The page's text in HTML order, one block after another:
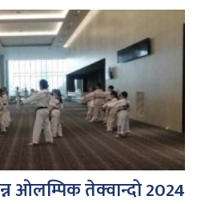
ओलम्पिक तेक्वान्दो 2024